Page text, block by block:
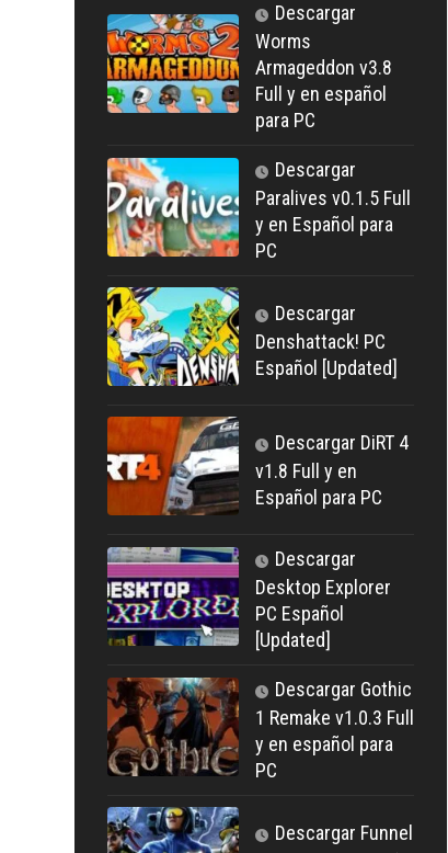
Descargar
Worms
Armageddon v3.8
Full y en español
para PC
Descargar
Paralives v0.1.5 Full
y en Español para
PC
Descargar
Denshattack! PC
Español [Updated]
Descargar DiRT 4
v1.8 Full y en
Español para PC
Descargar
Desktop Explorer
PC Español
[Updated]
Descargar Gothic
1 Remake v1.0.3 Full
y en español para
PC
Descargar Funnel